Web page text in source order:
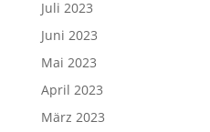
Juli 2023
Juni 2023
Mai 2023
April 2023
März 2023